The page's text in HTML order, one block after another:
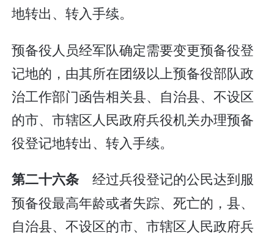
地转出、转入手续。
预备役人员经军队确定需要变更预备役登
记地的，由其所在团级以上预备役部队政
治工作部门函告相关县、自治县、不设区
的市、市辖区人民政府兵役机关办理预备
役登记地转出、转入手续。
第二十六条经过兵役登记的公民达到服
预备役最高年龄或者失踪、死亡的，县、
自治县、不设区的市、市辖区人民政府兵